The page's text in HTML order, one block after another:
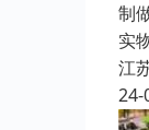
制
实
江
24-